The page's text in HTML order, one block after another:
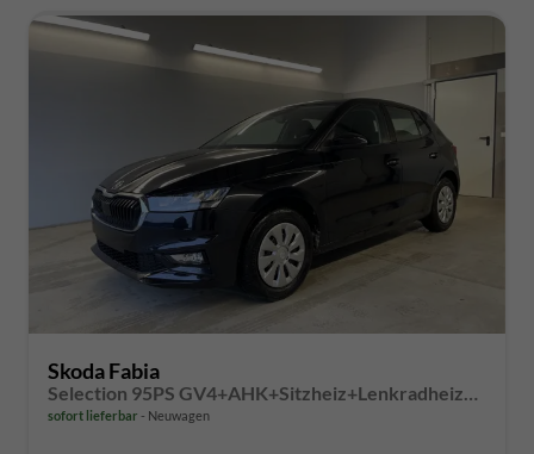
Skoda Fabia
Selection 95PS GV4+AHK+Sitzheiz+Lenkradheiz+Climatronic+Tempomat+PDC
sofort lieferbar Neuwagen